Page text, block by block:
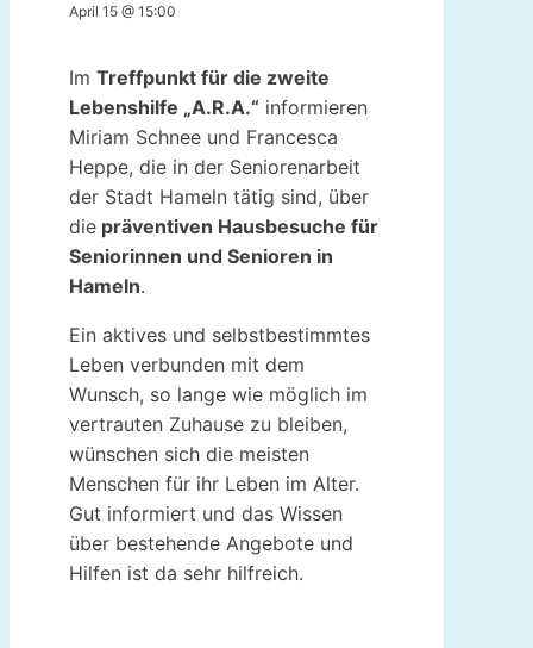
April 15 @ 15:00
Im Treffpunkt für die zweite
Lebenshilfe „A.R.A.“ informieren
Miriam Schnee und Francesca
Heppe, die in der Seniorenarbeit
der Stadt Hameln tätig sind, über
die präventiven Hausbesuche für
Seniorinnen und Senioren in
Hameln.
Ein aktives und selbstbestimmtes
Leben verbunden mit dem
Wunsch, so lange wie möglich im
vertrauten Zuhause zu bleiben,
wünschen sich die meisten
Menschen für ihr Leben im Alter.
Gut informiert und das Wissen
über bestehende Angebote und
Hilfen ist da sehr hilfreich.